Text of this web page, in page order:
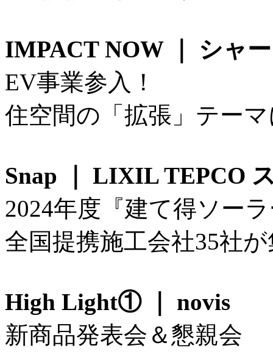
IMPACT NOW ｜ シャ
EV事業参入！
住空間の「拡張」テー
Snap ｜ LIXIL TEPCO
2024年度『建て得ソー
全国提携施工会社35社
High Light① ｜ novis
新商品発表会＆懇親会